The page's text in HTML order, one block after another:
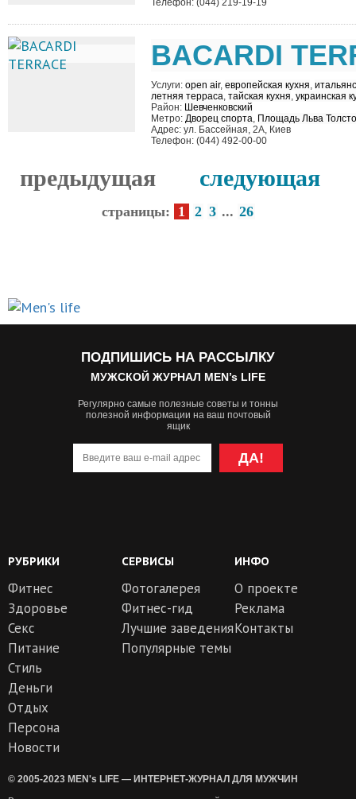
Телефон: (044) 219-19-19
BACARDI
Услуги: open air, европейская кухня,
летняя терраса, тайская кухня, украинская
Район: Шевченковский
Метро: Дворец спорта, Площадь Льва
Адрес: ул. Бассейная, 2А, Киев
Телефон: (044) 492-00-00
предыдущая следующая
страницы: 1 2 3 ... 26
ПОДПИШИСЬ НА РАССЫЛКУ
МУЖСКОЙ ЖУРНАЛ MEN’s LIFE
Регулярно самые полезные советы и тонны
полезной информации на ваш почтовый
ящик
ДА!
РУБРИКИ
Фитнес
Здоровье
Секс
Питание
Стиль
Деньги
Отдых
Персона
Новости
СЕРВИСЫ
Фотогалерея
Фитнес-гид
Лучшие заведения
Популярные темы
ИНФО
О проекте
Реклама
Контакты
© 2005-2023 MEN's LIFE — ИНТЕРНЕТ-ЖУРНАЛ ДЛЯ МУЖЧИН